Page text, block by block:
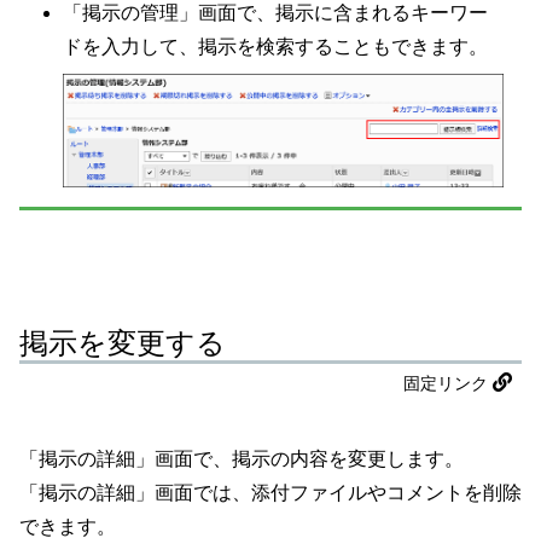
「掲示の管理」画面で、掲示に含まれるキーワー
ドを入力して、掲示を検索することもできます。
掲示を変更する
固定リンク
「掲示の詳細」画面で、掲示の内容を変更します。
「掲示の詳細」画面では、添付ファイルやコメントを削除
できます。